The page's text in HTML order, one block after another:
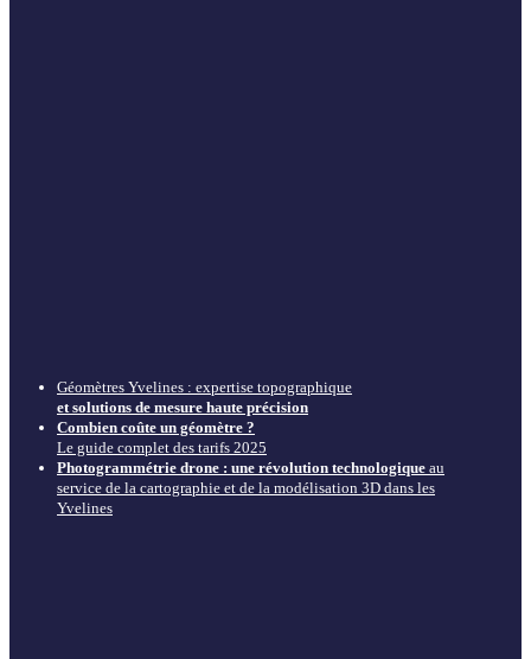
Géomètres Yvelines : expertise topographique
et solutions de mesure haute précision
Combien coûte un géomètre ?
Le guide complet des tarifs 2025
Photogrammétrie drone : une révolution technologique au
service de la cartographie et de la modélisation 3D dans les
Yvelines